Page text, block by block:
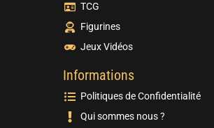
TCG
Figurines
Jeux Vidéos
Informations
Politiques de Confidentialité
Qui sommes nous ?